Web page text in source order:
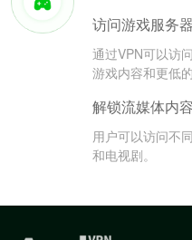
访问游戏服务器
通过VPN可以访
游戏内容和更低的
解锁流媒体内容
用户可以访问不
和电视剧。